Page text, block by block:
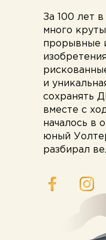
За 100 лет
много
прорывные
и
сохранять
вместе с
началось в
юный
разбирал